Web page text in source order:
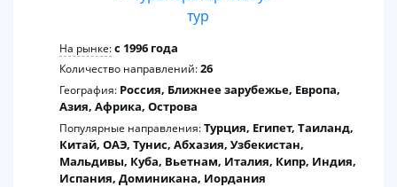
На рынке:c 1996 года
Количество направлений:26
География: Россия, Ближнее зарубежье, Европа,
Азия, Африка, Острова
Популярные направления:Турция, Египет, Таиланд,
Китай, ОАЭ, Тунис, Абхазия, Узбекистан,
Мальдивы, Куба, Вьетнам, Италия, Кипр, Индия,
Испания, Доминикана, Иордания